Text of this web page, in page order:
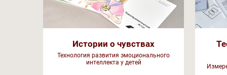
Истории о чувствах
Технология развития эмоционального
интеллекта у детей